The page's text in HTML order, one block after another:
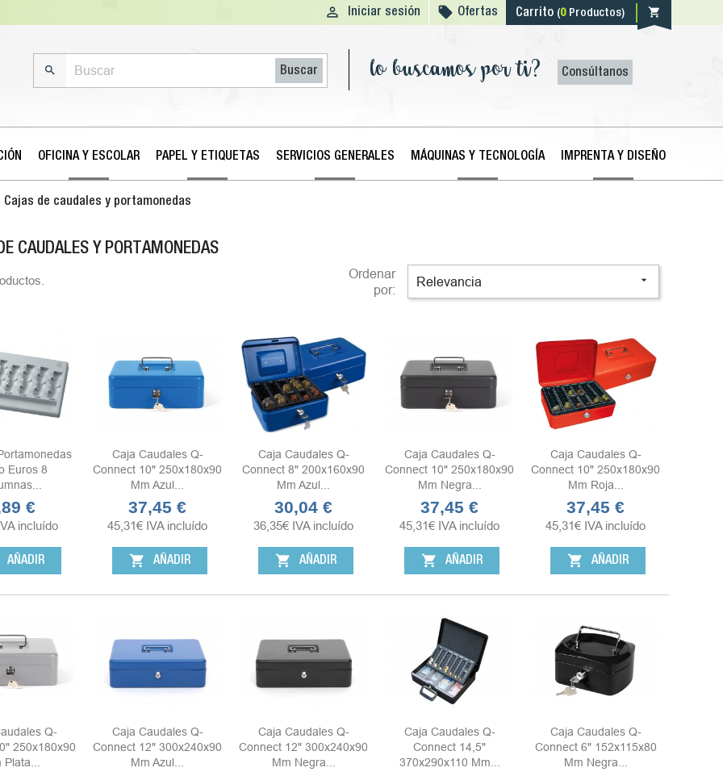
 Iniciar sesión  Ofertas Carrito (0Productos) shopping_cart
 Buscar lo buscamos por ti? Consúltanos
OFICINA Y ESCOLAR PAPEL Y ETIQUETAS SERVICIOS GENERALES MÁQUINAS Y TECNOLOGÍA IMPRENTA Y DISEÑO
Cajas de caudales y portamonedas
CAUDALES Y PORTAMONEDAS
Ordenar
por:
Relevancia 
Euros 8
€
incluído
AÑADIR
Caja Caudales Q-
Connect 10" 250x180x90
Mm Azul...
Precio
37,45 €
45,31€ IVA incluído
shopping_cart AÑADIR
Caja Caudales Q-
Connect 8" 200x160x90
Mm Azul...
Precio
30,04 €
36,35€ IVA incluído
shopping_cart AÑADIR
Caja Caudales Q-
Connect 10" 250x180x90
Mm Negra...
Precio
37,45 €
45,31€ IVA incluído
shopping_cart AÑADIR
Caja Caudales Q-
Connect 10" 250x180x90
Mm Roja...
Precio
37,45 €
45,31€ IVA incluído
shopping_cart AÑADIR
Q-
250x180x90
Plata...
Caja Caudales Q-
Connect 12" 300x240x90
Mm Azul...
Caja Caudales Q-
Connect 12" 300x240x90
Mm Negra...
Caja Caudales Q-
Connect 14,5"
370x290x110 Mm...
Caja Caudales Q-
Connect 6" 152x115x80
Mm Negra...